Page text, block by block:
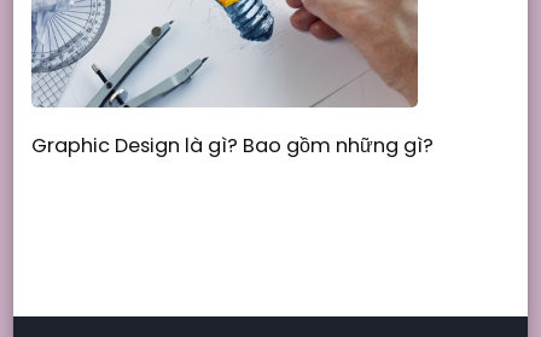
Graphic Design là gì? Bao gồm những gì?